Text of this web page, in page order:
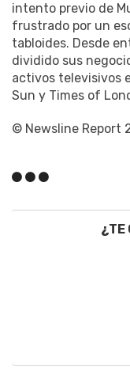
intento previo de
frustrado por un
tabloides. Desde
dividido sus
activos televisivos
Sun y Times of
© Newsline Report
¿TE